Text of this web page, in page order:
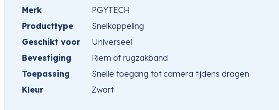
Merk
PGYTECH
Producttype
Snelkoppeling
Geschikt voor
Universeel
Bevestiging
Riem of rugzakband
Toepassing
Snelle toegang tot camera tijdens dragen
Kleur
Zwart